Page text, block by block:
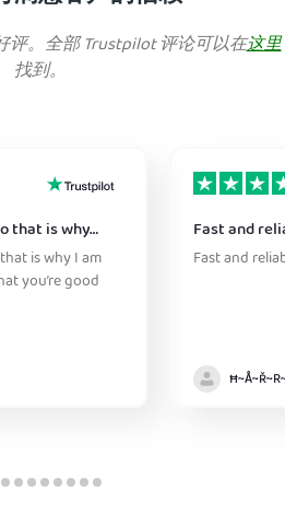
。全部 Trustpilot 评论可以在这里
找到。
that is why…
is why I am
you’re good
Fast and
Fast and